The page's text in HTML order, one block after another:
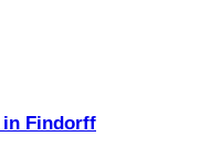
in Findorff